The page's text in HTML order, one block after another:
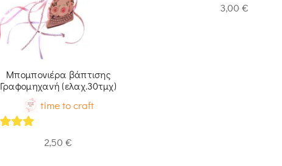
Μπομπονιέρα βάπτισης
Γραφομηχανή (ελαχ.30τμχ)
time to craft
2,50 €
3,00 €